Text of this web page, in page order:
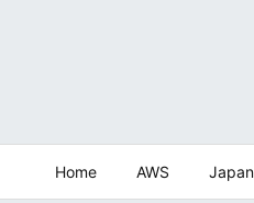
Home AWS Japan